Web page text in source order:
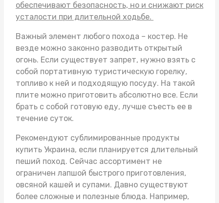
обеспечивают безопасность, но и снижают риск
усталости при длительной ходьбе.
Важный элемент любого похода – костер. Не
везде можно законно разводить открытый
огонь. Если существует запрет, нужно взять с
собой портативную туристическую горелку,
топливо к ней и подходящую посуду. На такой
плите можно приготовить абсолютно все. Если
брать с собой готовую еду, лучше съесть ее в
течение суток.
Рекомендуют сублимированные продукты
купить Украина, если планируется длительный
пеший поход. Сейчас ассортимент не
ограничен лапшой быстрого приготовления,
овсяной кашей и супами. Давно существуют
более сложные и полезные блюда. Например,